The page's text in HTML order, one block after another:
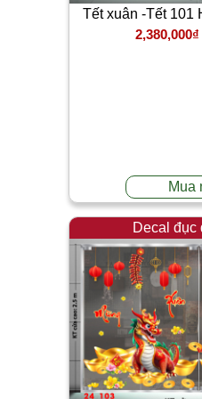
Tết xuân -Tết 101
2,380,000₫
Mua
Decal đục